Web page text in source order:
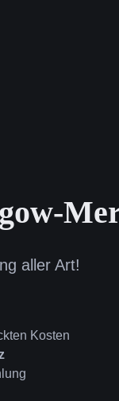
aller Art!
Kosten